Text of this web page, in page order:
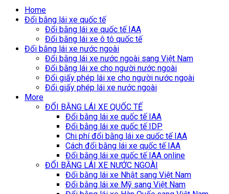
Home
Đổi bằng lái xe quốc tế
Đổi bằng lái xe quốc tế IAA
Đổi bằng lái xe ô tô quốc tế
Đổi bằng lái xe nước ngoài
Đổi bằng lái xe nước ngoài sang Việt Nam
Đổi bằng lái xe cho người nước ngoài
Đổi giấy phép lái xe cho người nước ngoài
Đổi giấy phép lái xe nước ngoài
More
ĐỔI BẰNG LÁI XE QUỐC TẾ
Đổi bằng lái xe quốc tế IAA
Đổi bằng lái xe quốc tế IDP
Chi phí đổi bằng lái xe quốc tế IAA
Cách đổi bằng lái xe quốc tế IAA
Đổi bằng lái xe quốc tế IAA online
ĐỔI BẰNG LÁI XE NƯỚC NGOÀI
Đổi bằng lái xe Nhật sang Việt Nam
Đổi bằng lái xe Mỹ sang Việt Nam